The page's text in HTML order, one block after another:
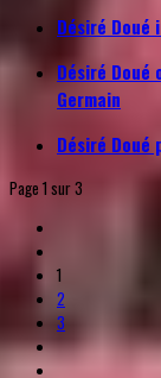
Désiré Doué
Désiré
Germain
Désiré
Page 1 sur 3
1
2
3